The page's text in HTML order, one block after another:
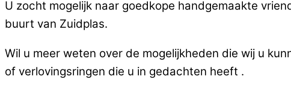
U zocht mogelijk naar goedkope handgemaakte
buurt van Zuidplas.
Wil u meer weten over de mogelijkheden die wij u
of verlovingsringen die u in gedachten heeft .